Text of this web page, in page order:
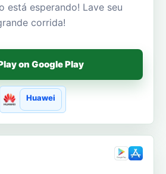
está esperando! Lave seu
corrida!
on Google Play
Huawei